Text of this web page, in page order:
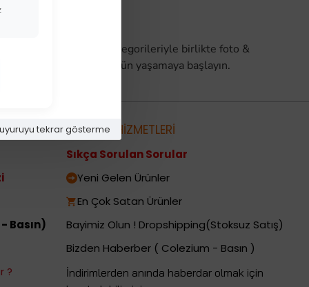
tekrar gösterme
kategorileriyle birlikte foto &
avantajlarını bugün yaşamaya başlayın.
Basın)
?
MÜŞTERİ HİZMETLERİ
Sıkça Sorulan Sorular
Yeni Gelen Ürünler
En Çok Satan Ürünler
Bayimiz Olun ! Dropshipping(Stoksuz Satış)
Bizden Haberber ( Colezium - Basın )
İndirimlerden anında haberdar olmak için